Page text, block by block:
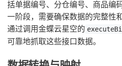
括单据编号、分仓编号、商品编
一阶段，需要确保数据的完整性
通过调用金蝶云星空的
可靠地抓取这些接口数据。